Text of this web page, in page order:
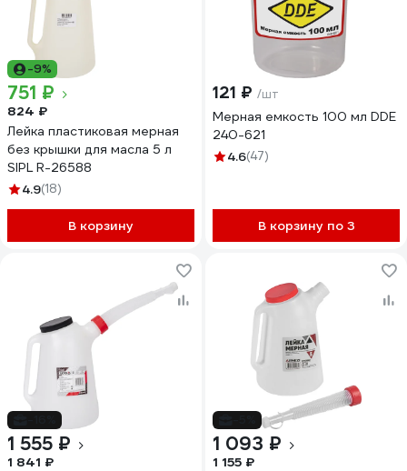
-9%
751 ₽
824 ₽
Лейка пластиковая мерная
без крышки для масла 5 л
SIPL R-26588
4.9(18)
В корзину
121 ₽ /шт
Мерная емкость 100 мл DDE
240-621
4.6(47)
В корзину по 3
1 555 ₽
1 841 ₽
1 093 ₽
1 155 ₽